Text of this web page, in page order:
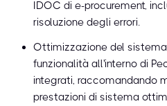
IDOC di e-procurement,
risoluzione degli errori.
Ottimizzazione del
funzionalità all'interno di
integrati, raccomandando
prestazioni di sistema